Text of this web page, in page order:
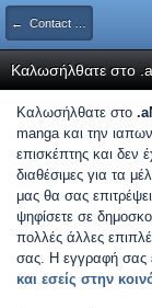
← Contact Form
Καλωσήλθατε στο
Καλωσήλθατε στο
manga και την
επισκέπτης και δεν
διαθέσιμες για τα
μας θα σας
ψηφίσετε σε
πολλές άλλες
σας. Η εγγραφή σας
και εσείς στην